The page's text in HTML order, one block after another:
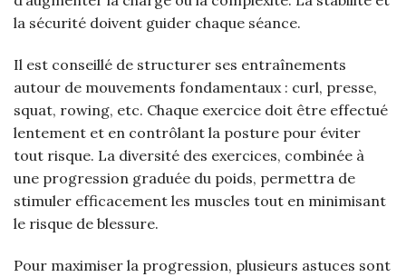
la sécurité doivent guider chaque séance.
Il est conseillé de structurer ses entraînements
autour de mouvements fondamentaux : curl, presse,
squat, rowing, etc. Chaque exercice doit être effectué
lentement et en contrôlant la posture pour éviter
tout risque. La diversité des exercices, combinée à
une progression graduée du poids, permettra de
stimuler efficacement les muscles tout en minimisant
le risque de blessure.
Pour maximiser la progression, plusieurs astuces sont